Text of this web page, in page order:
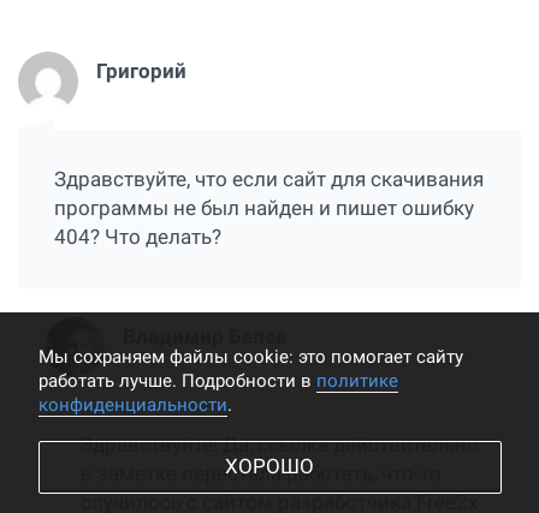
Григорий
Здравствуйте, что если сайт для скачивания
программы не был найден и пишет ошибку
404? Что делать?
Здравствуйте! Да, ссылка действительно
в заметке перестала работать, что-то
Мы cохраняем файлы cookie: это помогает сайту
работать лучше. Подробности в политике
конфиденциальности.
ХОРОШО